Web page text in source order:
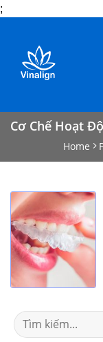
;
content
Cơ Chế Hoạt
Home
Search
for: